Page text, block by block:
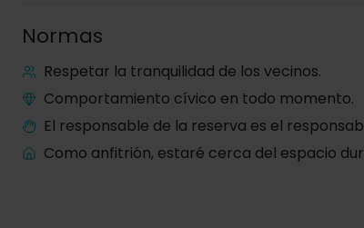
Normas
Respetar la tranquilidad de los vecinos.
Comportamiento cívico en todo momento.
El responsable de la reserva es el
Como anfitrión, estaré cerca del espacio